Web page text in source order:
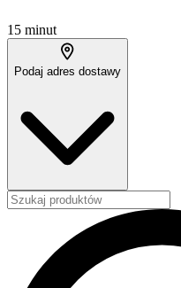
15 minut
Podaj adres dostawy